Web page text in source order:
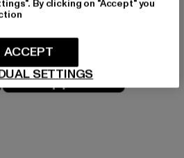
lesen.
Play market
By clicking on "Accept" you
SETTINGS
ACCEPT